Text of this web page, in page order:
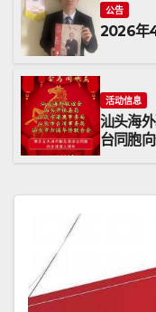
公告
2026年
活动信息
汕头海
台同胞